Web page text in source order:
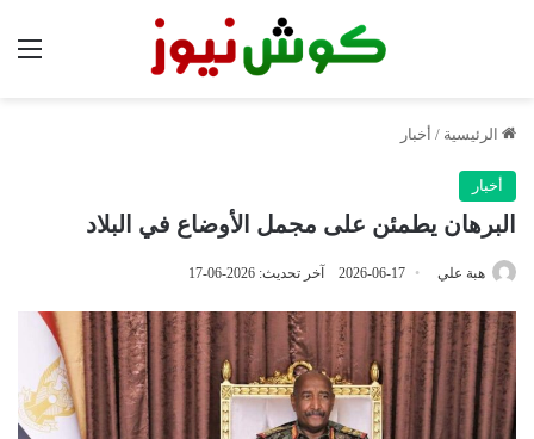
الرئيسية / أخبار
أخبار
البرهان يطمئن على مجمل الأوضاع في البلاد
هبة علي 2026-06-17 آخر تحديث: 2026-06-17